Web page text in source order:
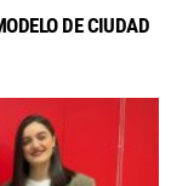
DE CIUDAD